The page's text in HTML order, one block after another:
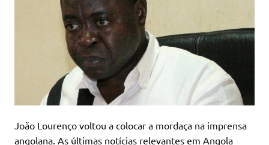
João Lourenço voltou a colocar a mordaça na imprensa
angolana. As últimas notícias relevantes em Angola